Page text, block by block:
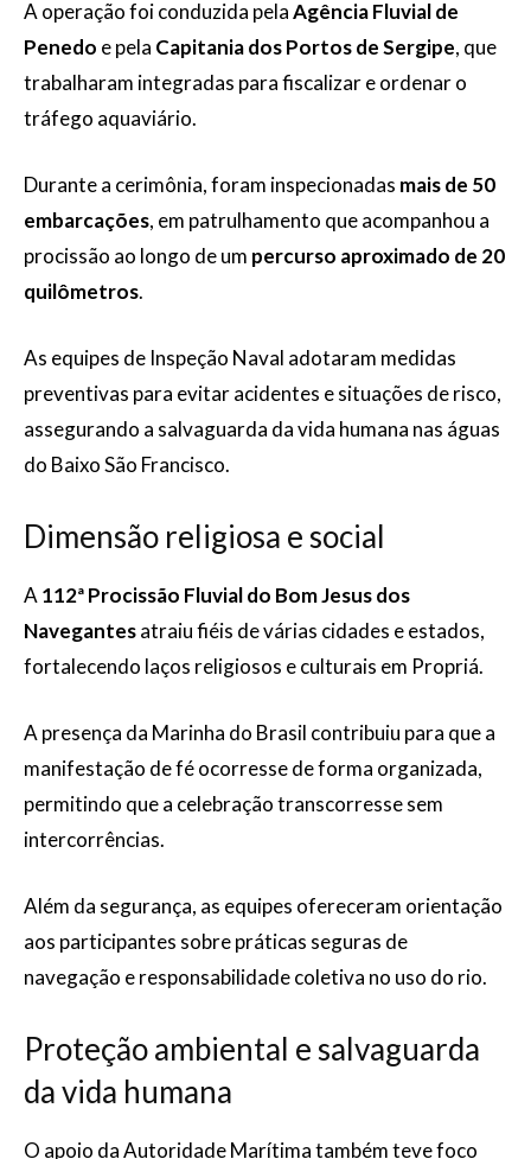
A operação foi conduzida pelaAgência Fluvial de
Penedo e pela Capitania dos Portos de Sergipe, que
trabalharam integradas para fiscalizar e ordenar o
tráfego aquaviário.
Durante a cerimônia, foram inspecionadas mais de 50
embarcações, em patrulhamento que acompanhou a
procissão ao longo de um percurso aproximado de 20
quilômetros.
As equipes de Inspeção Naval adotaram medidas
preventivas para evitar acidentes e situações de risco,
assegurando a salvaguarda da vida humana nas águas
do Baixo São Francisco.
Dimensão religiosa e social
A 112ª Procissão Fluvial do Bom Jesus dos
Navegantesatraiu fiéis de várias cidades e estados,
fortalecendo laços religiosos e culturais em Propriá.
A presença da Marinha do Brasil contribuiu para que a
manifestação de fé ocorresse de forma organizada,
permitindo que a celebração transcorresse sem
intercorrências.
Além da segurança, as equipes ofereceram orientação
aos participantes sobre práticas seguras de
navegação e responsabilidade coletiva no uso do rio.
Proteção ambiental e salvaguarda
da vida humana
O apoio da Autoridade Marítima também teve foco